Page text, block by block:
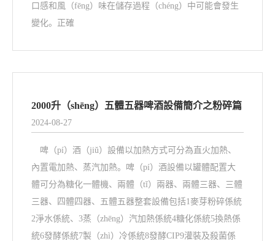
口感和風（fēng）味在儲存過程（chéng）中可能會發生
變化。正確
2000升（shēng）五體五器啤酒設備簡介之粉碎篇
2024-08-27
啤（pí）酒（jiǔ）設備以加熱方式可分為直火加熱、
內置電加熱、蒸汽加熱。啤（pí）酒設備以罐體配置大
體可分為糖化一體機、兩體（tǐ）兩器、兩體三器、三體
三器、四體四器、五體五器整套設備包括1麥芽粉碎係統
2淨水係統、3蒸（zhēng）汽加熱係統4糖化係統5換熱係
統6發酵係統7製（zhì）冷係統8發酵CIP9灌裝及殺菌係